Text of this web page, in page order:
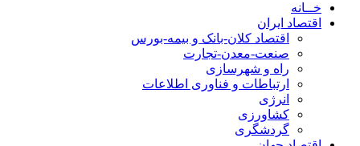
خــانه
اقتصاد ایران
اقتصاد کلان-بانک و بیمه-بورس
صنعت-معدن-تجارت
راه و شهرسازی
ارتباطات و فناوری اطلاعات
انرژی
کشاورزی
گردشگری